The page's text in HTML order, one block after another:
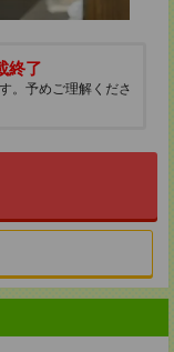
終了
。予めご理解くださ